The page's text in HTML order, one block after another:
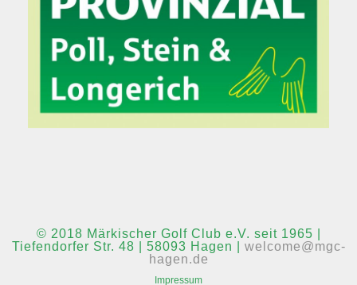
© 2018 Märkischer Golf Club e.V. seit 1965 |
Tiefendorfer Str. 48 | 58093 Hagen | welcome@mgc-
hagen.de
Impressum